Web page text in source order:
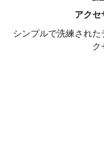
アクセ
シンプルで洗練され
ク